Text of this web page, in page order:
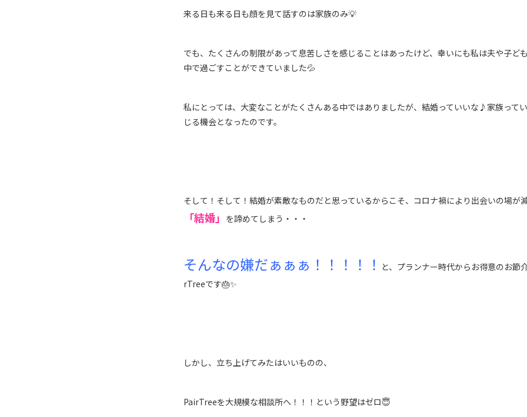
来る日も来る日も顔を見て話すのは家族のみ💡
でも、たくさんの制限があって息苦しさを感じることはあったけど、幸いにも私は夫や子ど
中で過ごすことができていました💦
私にとっては、大変なことがたくさんある中ではありましたが、結婚っていいな♪家族って
じる機会となったのです。
そして！そして！結婚が素敵なものだと思っているからこそ、コロナ禍により出会いの場が
「結婚」 を諦めてしまう・・・
そんなの嫌だぁぁぁ！！！！！ と、プランナー時代からお得意のお節
rTreeです🎂✨
しかし、立ち上げてみたはいいものの、
PairTreeを大規模な相談所へ！！！という野望はゼロ😇